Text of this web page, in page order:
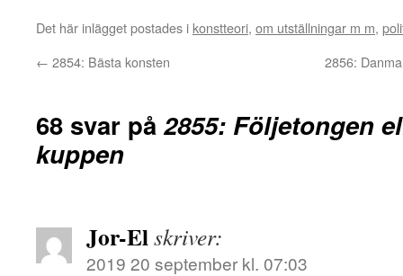
Det här inlägget postades i konstteori, om utställningar m m,
← 2854: Bästa konsten 2856:
68 svar på2855: Följetongen
kuppen
Jor-Elskriver:
2019 20 september kl. 07:03